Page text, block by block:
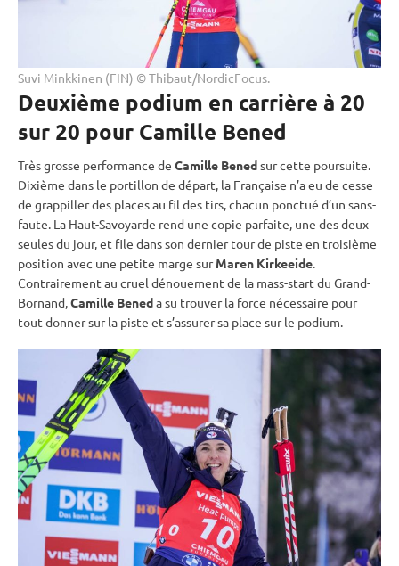
Suvi Minkkinen (FIN) © Thibaut/NordicFocus.
Deuxième podium en carrière à 20
sur 20 pour Camille Bened
Très grosse performance de Camille Benedsur cette poursuite.
Dixième dans le portillon de départ, la Française n’a eu de cesse
de grappiller des places au fil des tirs, chacun ponctué d’un sans-
faute. La Haut-Savoyarde rend une copie parfaite, une des deux
seules du jour, et file dans son dernier tour de piste en troisième
position avec une petite marge surMaren Kirkeeide.
Contrairement au cruel dénouement de la mass-start du Grand-
Bornand,Camille Beneda su trouver la force nécessaire pour
tout donner sur la piste et s’assurer sa place sur le podium.